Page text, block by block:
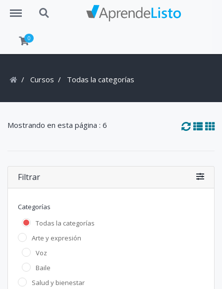
Menu Search
0
Cursos Todas la categorías
Mostrando en esta página : 6
Filtrar
Categorías
Todas la categorías
Arte y expresión
Voz
Baile
Salud y bienestar